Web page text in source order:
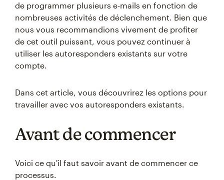
de programmer plusieurs e-mails en fonction de
nombreuses activités de déclenchement. Bien que
nous vous recommandions vivement de profiter
de cet outil puissant, vous pouvez continuer à
utiliser les autoresponders existants sur votre
compte.
Dans cet article, vous découvrirez les options pour
travailler avec vos autoresponders existants.
Avant de commencer
Voici ce qu'il faut savoir avant de commencer ce
processus.